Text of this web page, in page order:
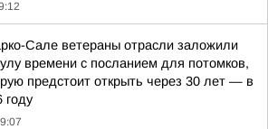
Сале ветераны отрасли заложили
времени с посланием для потомков,
предстоит открыть через 30 лет — в
году